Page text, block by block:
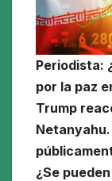
Periodista:
por la paz
Trump
¿Se